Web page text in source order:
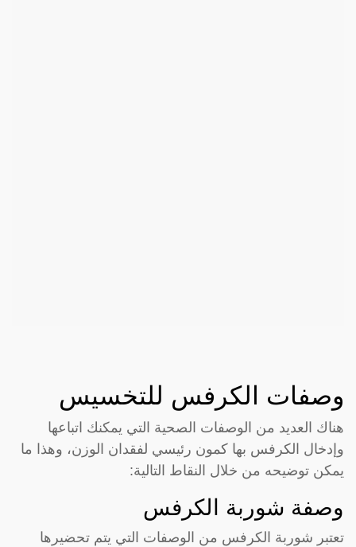
وصفات الكرفس للتخسيس
هناك العديد من الوصفات الصحية التي يمكنك اتباعها
وإدخال الكرفس بها كمون رئيسي لفقدان الوزن، وهذا ما
يمكن توضيحه من خلال النقاط التالية:
وصفة شوربة الكرفس
تعتبر شوربة الكرفس من الوصفات التي يتم تحضيرها